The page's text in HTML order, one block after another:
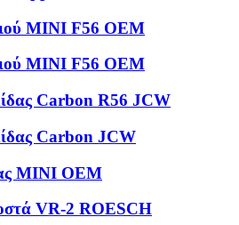
MINI F56 OEM
MINI F56 OEM
Carbon R56 JCW
Carbon JCW
MINI OEM
VR-2 ROESCH